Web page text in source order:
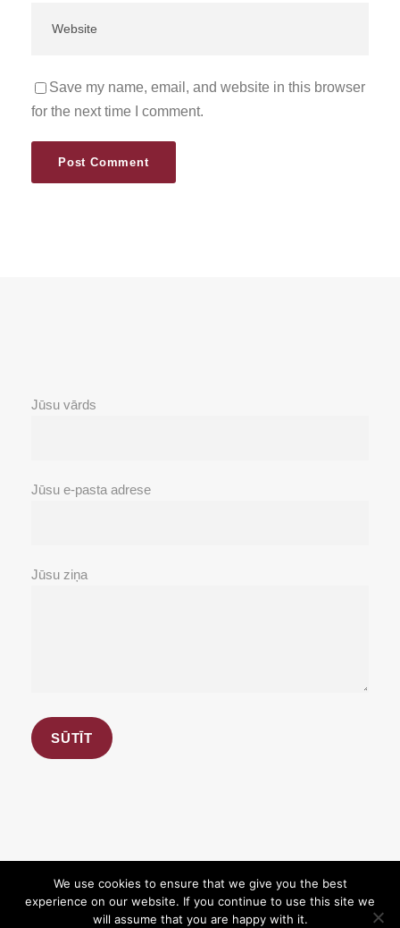
Save my name, email, and website in this browser
for the next time I comment.
Jūsu vārds
Jūsu e-pasta adrese
Jūsu ziņa
Copyright 2026, BioBank.lv. All Rights Reserved.
We use cookies to ensure that we give you the best
experience on our website. If you continue to use this site we
will assume that you are happy with it.